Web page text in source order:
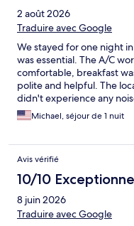
2 août 2026
Traduire avec Google
We stayed for one night
was essential. The A/C
comfortable, breakfast
polite and helpful. The
didn't experience any
side. We will go there
Michael, séjour de 1 nuit
Avis vérifié
10/10
8 juin 2026
Traduire avec Google